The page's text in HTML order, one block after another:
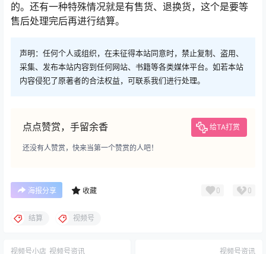
的。还有一种特殊情况就是有售货、退换货，这个是要等
售后处理完后再进行结算。
声明：任何个人或组织，在未征得本站同意时，禁止复制、盗用、
采集、发布本站内容到任何网站、书籍等各类媒体平台。如若本站
内容侵犯了原著者的合法权益，可联系我们进行处理。
点点赞赏，手留余香 给TA打赏
还没有人赞赏，快来当第一个赞赏的人吧！
海报分享 收藏 0 0
结算 视频号
视频号小店 视频号资讯 视频号资讯